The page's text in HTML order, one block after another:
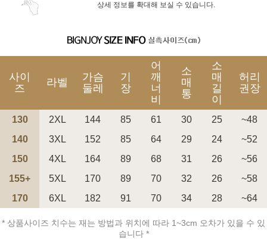
상세 정보를 확대해 보실 수 있습니다.
사이
즈
라벨
가슴
둘레
기
장
어
깨
너
비
소
매
통
소
매
길
이
허리
권장
130 2XL 144 85 61 30 25
~48
140
3XL 152 85 64 29 24
~52
150
4XL 164 89 68 31 26
~56
155+
5XL 170 89 70 32 26
~58
170
6XL 182 91 70 34 28 ~64
* 상품사이즈 치수는 재는 방법과 위치에 따라 1~3cm 오차가 있을 수 있
습니다 *